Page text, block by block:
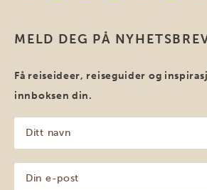
MELD DEG PÅ
Få reiseideer, reiseguider og
innboksen din.
navn
(Påkrevd)